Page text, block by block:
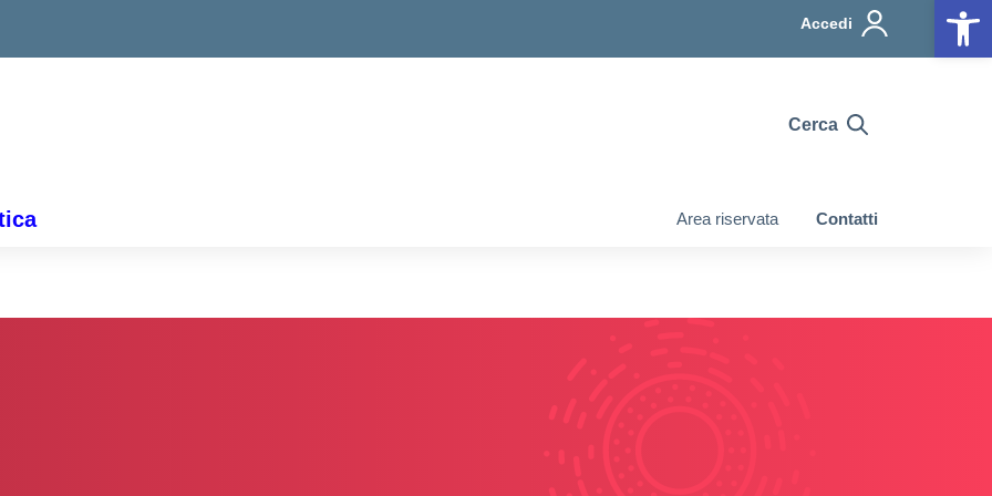
Accedi
Cerca
Area riservata Contatti